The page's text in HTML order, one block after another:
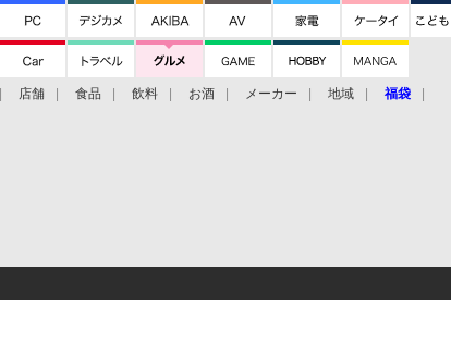
店舗 食品 飲料 お酒 メーカー 地域 福袋